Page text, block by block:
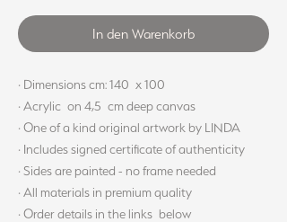
In den Warenkorb
· Dimensions cm: 140 x 100
· Acrylic on 4,5 cm deep canvas
· One of a kind original artwork by LINDA
· Includes signed certificate of authenticity
· Sides are painted - no frame needed
· All materials in premium quality
· Order details in the links below